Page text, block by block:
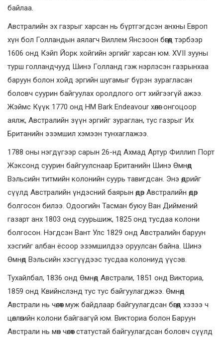
байлаа.
Австралийн эх газрыг харсан нь бүртгэгдсэн анхны Европ
хүн бол Голландын аялагч Виллем Янсзоон бөгөөд тэрбээр
1606 онд Кэйп Йорк хойгийн эргийг харсан юм. XVII зууны
турш голландчууд Шинэ Голланд гэж нэрлэсэн газрынхаа
баруун болон хойд эргийн шугамыг бүрэн зурагласан
боловч суурин байгуулах оролдлого огт хийгээгүй ажээ.
Жэймс Күүк 1770 онд HM Bark Endeavour хөлөг онгоцоор
аялж, Австралийн зүүн эргийг зураглан, тус газрыг Их
Британийн эзэмшил хэмээн тунхаглажээ.
1788 оны нэгдүгээр сарын 26-нд Ахмад Артур Филлип Порт
Жэксонд суурин байгуулснаар Британийн Шинэ Өмнөд
Вэльсийн титмийн колонийн суурь тавигдсан. Энэ өдрийг
сүүлд Австралийн үндэсний баярын өдөр Австралийн өдөр
болгосон билээ. Одоогийн Тасман буюу Ван Диймений
газарт анх 1803 онд суурьшиж, 1825 онд тусдаа колони
болгосон. Нэгдсэн Вант Улс 1829 онд Австралийн баруун
хэсгийг албан ёсоор эзэмшилдээ оруулсан байна. Шинэ
Өмнөд Вэльсийн хэсгүүдээс тусдаа колониуд үүсэв.
Тухайлбал, 1836 онд Өмнөд Австрали, 1851 онд Викториа,
1859 онд Квийнслэнд тус тус байгуулагджээ. Өмнөд
Австрали нь чөлөөт муж байдлаар байгуулагдсан бөгөөд хэзээ ч
цөллөгийн колони байгаагүй юм. Викториа болон Баруун
Австрали нь мөн чөлөөт статустай байгуулагдсан боловч сүүлд